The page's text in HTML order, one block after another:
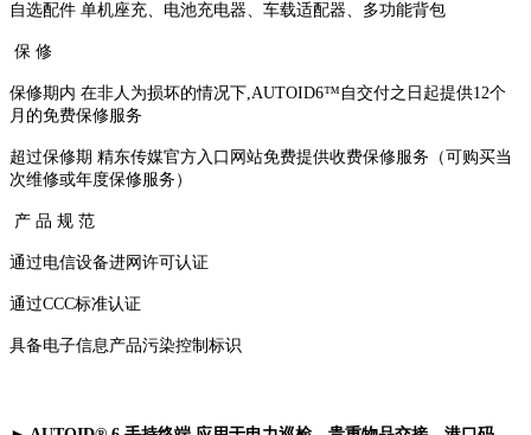
自选配件 单机座充、电池充电器、车载适配器、多功能背包
保 修
保修期内 在非人为损坏的情况下,AUTOID6™自交付之日起提供12个
月的免费保修服务
超过保修期 精东传媒官方入口网站免费提供收费保修服务（可购买当
次维修或年度保修服务）
产 品 规 范
通过电信设备进网许可认证
通过CCC标准认证
具备电子信息产品污染控制标识